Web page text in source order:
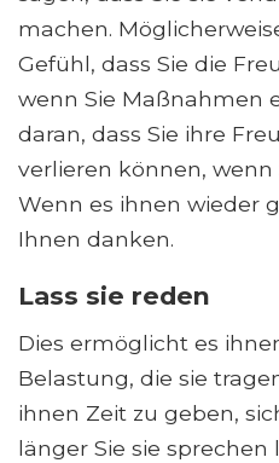
machen.
Gefühl, dass Sie die
wenn Sie Maßnahmen
daran, dass Sie ihre
verlieren können, wenn
Wenn es ihnen wieder
Ihnen danken.
Lass sie reden
Dies ermöglicht es
Belastung, die sie
ihnen Zeit zu geben,
länger Sie sie